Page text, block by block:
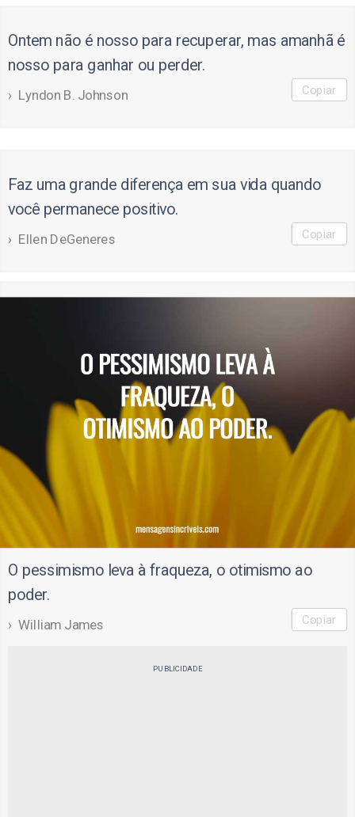
Ontem não é nosso para recuperar, mas amanhã é
nosso para ganhar ou perder.
Lyndon B. Johnson Copiar
Faz uma grande diferença em sua vida quando
você permanece positivo.
Ellen DeGeneres Copiar
O pessimismo leva à fraqueza, o otimismo ao
poder.
William James Copiar
PUBLICIDADE